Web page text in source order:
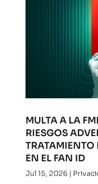
MULTA A LA
RIESGOS
TRATAMIENTO
EN EL FAN ID
Jul 15, 2026|